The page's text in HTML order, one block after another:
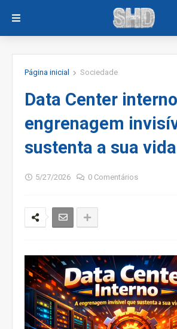
Página inicial Sociedade
Data Center
engrenagem
sustenta a sua vida
5/27/2026 0 Comentários